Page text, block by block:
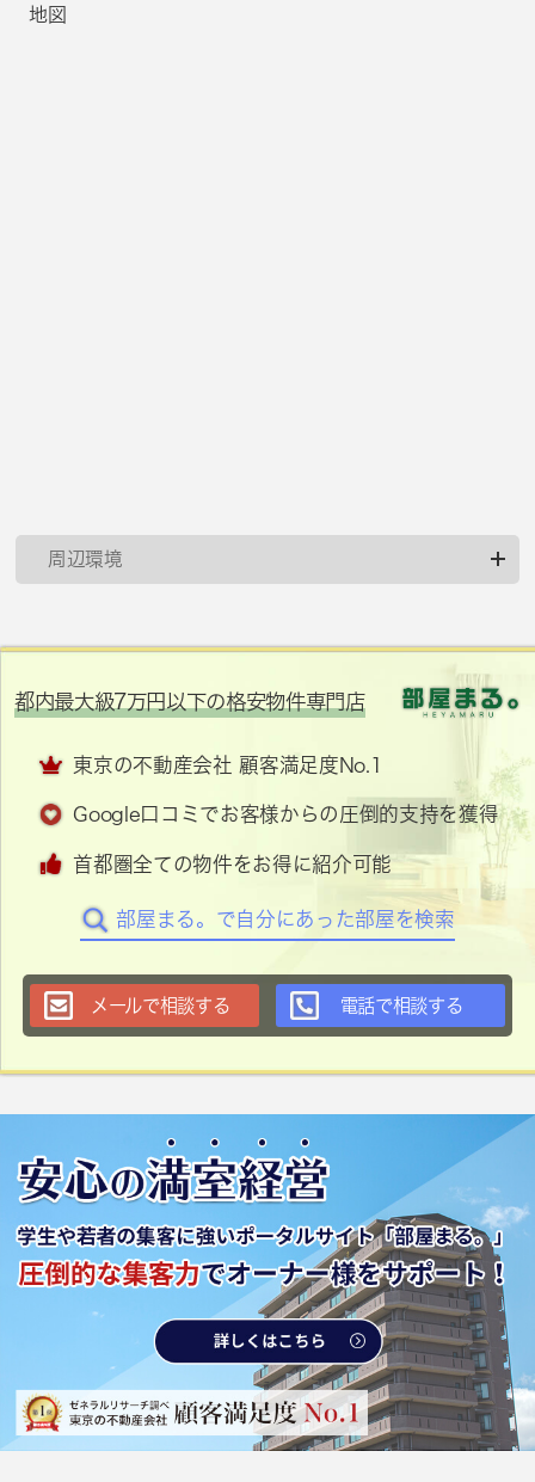
地図
周辺環境
都内最大級7万円以下の格安物件専門店
東京の不動産会社 顧客満足度No.1
Google口コミでお客様からの圧倒的支持を獲得
首都圏全ての物件をお得に紹介可能
部屋まる。で自分にあった部屋を検索
メールで相談する 電話で相談する